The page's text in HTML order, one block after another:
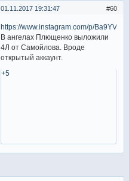
60
01.11.2017 19:31:47
https://www.instagram.com/p/
В ангелах Плющенко выложили
4Л от Самойлова. Вроде
открытый аккаунт.
+5